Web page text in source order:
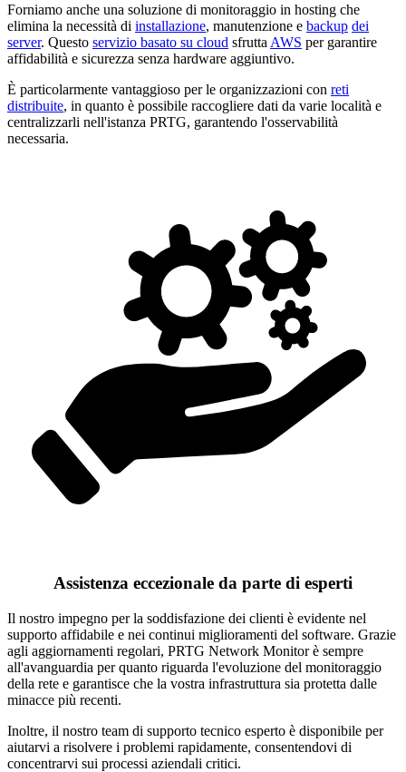
Forniamo anche una soluzione di monitoraggio in hosting che
elimina la necessità di installazione, manutenzione e backup dei
server. Questo servizio basato su cloud sfrutta AWS per garantire
affidabilità e sicurezza senza hardware aggiuntivo.
È particolarmente vantaggioso per le organizzazioni con reti
distribuite, in quanto è possibile raccogliere dati da varie località e
centralizzarli nell'istanza PRTG, garantendo l'osservabilità
necessaria.
Assistenza eccezionale da parte di esperti
Il nostro impegno per la soddisfazione dei clienti è evidente nel
supporto affidabile e nei continui miglioramenti del software. Grazie
agli aggiornamenti regolari, PRTG Network Monitor è sempre
all'avanguardia per quanto riguarda l'evoluzione del monitoraggio
della rete e garantisce che la vostra infrastruttura sia protetta dalle
minacce più recenti.
Inoltre, il nostro team di supporto tecnico esperto è disponibile per
aiutarvi a risolvere i problemi rapidamente, consentendovi di
concentrarvi sui processi aziendali critici.